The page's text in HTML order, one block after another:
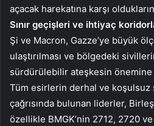
açacak harekatına karşı
Sınır geçişleri ve ihtiyaç
Şi ve Macron, Gazze’ye büyük
ulaştırılması ve bölgedeki
sürdürülebilir ateşkesin
Tüm esirlerin derhal ve koşulsuz
çağrısında bulunan liderler,
özellikle BMGK’nin 2712, 2720 ve